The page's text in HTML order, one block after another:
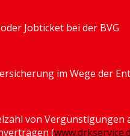
Jobticket bei der BVG
im Wege der
von Vergünstigungen
(